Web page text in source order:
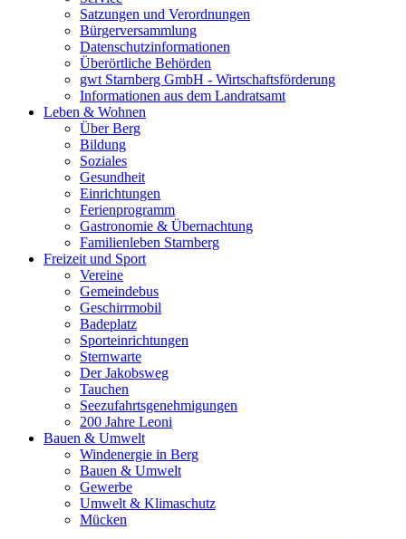
Satzungen und Verordnungen
Bürgerversammlung
Datenschutzinformationen
Überörtliche Behörden
gwt Starnberg GmbH - Wirtschaftsförderung
Informationen aus dem Landratsamt
Leben & Wohnen
Über Berg
Bildung
Soziales
Gesundheit
Einrichtungen
Ferienprogramm
Gastronomie & Übernachtung
Familienleben Starnberg
Freizeit und Sport
Vereine
Gemeindebus
Geschirrmobil
Badeplatz
Sporteinrichtungen
Sternwarte
Der Jakobsweg
Tauchen
Seezufahrtsgenehmigungen
200 Jahre Leoni
Bauen & Umwelt
Windenergie in Berg
Bauen & Umwelt
Gewerbe
Umwelt & Klimaschutz
Mücken